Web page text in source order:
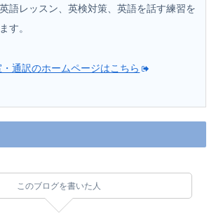
語レッスン、英検対策、英語を話す練習を
す。
通訳のホームページはこちら
このブログを書いた人